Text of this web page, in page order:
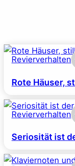
Revierverhalten
Rote Häuser,
Revierverhalten
Seriosität ist